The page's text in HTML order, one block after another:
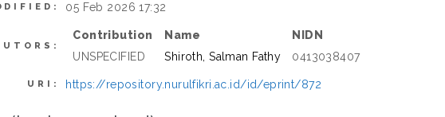
05 Feb 2026 17:32
Contribution Name
NIDN
UNSPECIFIED
Shiroth, Salman Fathy 0413038407
URI: https://repository.nurulfikri.ac.id/id/eprint/872